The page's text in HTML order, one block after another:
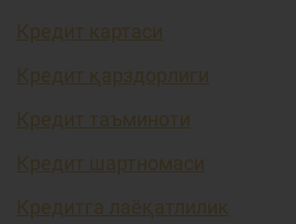
Кредит картаси
Кредит қарздорлиги
Кредит таъминоти
Кредит шартномаси
Кредитга лаёқатлилик